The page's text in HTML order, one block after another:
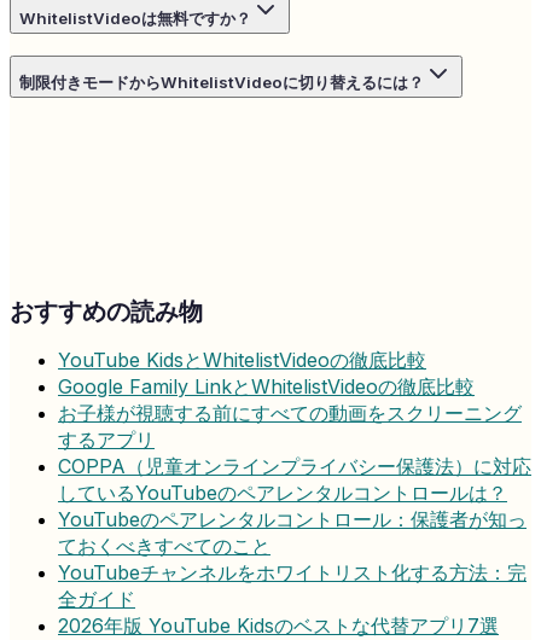
WhitelistVideoは無料ですか？
制限付きモードからWhitelistVideoに切り替えるには？
おすすめの読み物
YouTube KidsとWhitelistVideoの徹底比較
Google Family LinkとWhitelistVideoの徹底比較
お子様が視聴する前にすべての動画をスクリーニング
するアプリ
COPPA（児童オンラインプライバシー保護法）に対応
しているYouTubeのペアレンタルコントロールは？
YouTubeのペアレンタルコントロール：保護者が知っ
ておくべきすべてのこと
YouTubeチャンネルをホワイトリスト化する方法：完
全ガイド
2026年版 YouTube Kidsのベストな代替アプリ7選